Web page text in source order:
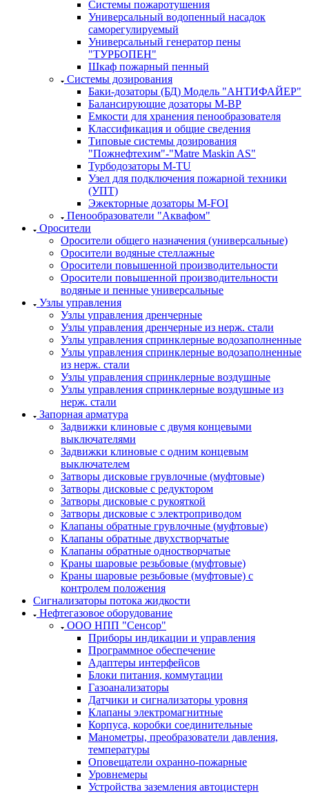
Системы пожаротушения
Универсальный водопенный насадок
саморегулируемый
Универсальный генератор пены
"ТУРБОПЕН"
Шкаф пожарный пенный
Системы дозирования
Баки-дозаторы (БД) Модель "АНТИФАЙЕР"
Балансирующие дозаторы M-BP
Емкости для хранения пенообразователя
Классификация и общие сведения
Типовые системы дозирования
"Пожнефтехим"-"Matre Maskin AS"
Турбодозаторы M-TU
Узел для подключения пожарной техники
(УПТ)
Эжекторные дозаторы М-FOI
Пенообразователи "Аквафом"
Оросители
Оросители oбщего назначения (универсальные)
Оросители водяные стеллажные
Оросители повышенной производительности
Оросители повышенной производительности
водяные и пенные универсальные
Узлы управления
Узлы управления дренчерные
Узлы управления дренчерные из нерж. стали
Узлы управления спринклерные водозаполненные
Узлы управления спринклерные водозаполненные
из нерж. стали
Узлы управления спринклерные воздушные
Узлы управления спринклерные воздушные из
нерж. стали
Запорная арматура
Задвижки клиновые с двумя концевыми
выключателями
Задвижки клиновые с одним концевым
выключателем
Затворы дисковые грувлочные (муфтовые)
Затворы дисковые с редуктором
Затворы дисковые с рукояткой
Затворы дисковые с электроприводом
Клапаны обратные грувлочные (муфтовые)
Клапаны обратные двухстворчатые
Клапаны обратные одностворчатые
Краны шаровые резьбовые (муфтовые)
Краны шаровые резьбовые (муфтовые) с
контролем положения
Сигнализаторы потока жидкости
Нефтегазовое оборудование
ООО НПП "Сенсор"
Приборы индикации и управления
Программное обеспечение
Адаптеры интерфейсов
Блоки питания, коммутации
Газоанализаторы
Датчики и сигнализаторы уровня
Клапаны электромагнитные
Корпуса, коробки соединительные
Манометры, преобразователи давления,
температуры
Оповещатели охранно-пожарные
Уровнемеры
Устройства заземления автоцистерн